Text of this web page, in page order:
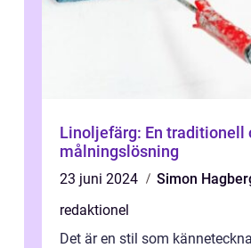
Linoljefärg: En traditionell
målningslösning
23 juni 2024
Simon
redaktionel
Det är en stil som